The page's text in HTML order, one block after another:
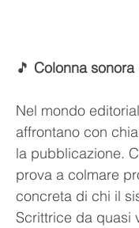
🎵 Colonna
Nel mondo
affrontano con
la pubblicazione.
prova a colmare
concreta di chi il
Scrittrice da quasi